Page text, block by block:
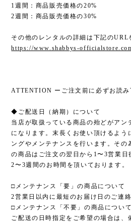
1週間：商品販売価格の20%
2週間：商品販売価格の30%
その他のレンタルの詳細は下記のURL
https://www.shabbys-
ATTENTION ーご注文前に必ずお読み
◆ご配送日（納期）について
当店が取扱っている商品の殆どがアン
になります。末長くお使い頂けるよう
ングやメンテナンスを行います。その
の商品はご注文の翌日から1〜3営業日
2〜3週間のお時間を頂いております。
□メンテナンス「要」の商品について
2営業日以内に最短のお届け日のご連絡
□メンテナンス「不要」の商品について
ご配送の日時指定をご希望の場合は、